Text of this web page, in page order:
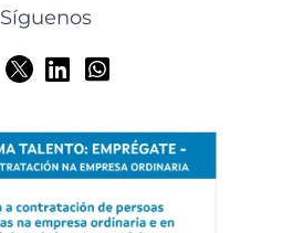
Síguenos